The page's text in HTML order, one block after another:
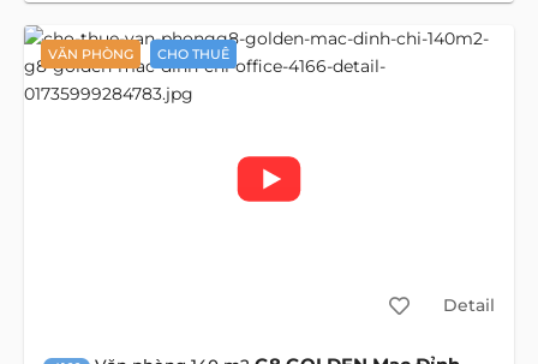
VĂN PHÒNG CHO THUÊ
Detail